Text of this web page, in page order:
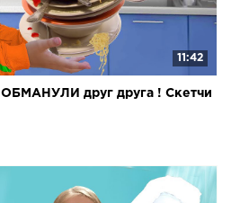
11:42
друг друга ! Скетчи